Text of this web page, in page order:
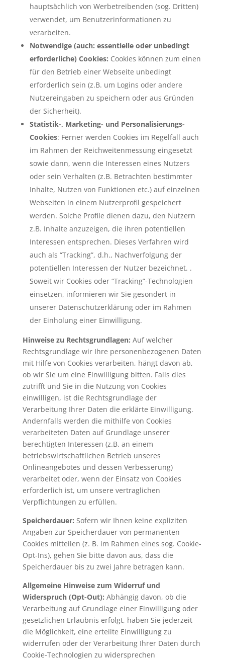
hauptsächlich von Werbetreibenden (sog. Dritten)
verwendet, um Benutzerinformationen zu
verarbeiten.
Notwendige (auch: essentielle oder unbedingt
erforderliche) Cookies: Cookies können zum einen
für den Betrieb einer Webseite unbedingt
erforderlich sein (z.B. um Logins oder andere
Nutzereingaben zu speichern oder aus Gründen
der Sicherheit).
Statistik-, Marketing- und Personalisierungs-
Cookies: Ferner werden Cookies im Regelfall auch
im Rahmen der Reichweitenmessung eingesetzt
sowie dann, wenn die Interessen eines Nutzers
oder sein Verhalten (z.B. Betrachten bestimmter
Inhalte, Nutzen von Funktionen etc.) auf einzelnen
Webseiten in einem Nutzerprofil gespeichert
werden. Solche Profile dienen dazu, den Nutzern
z.B. Inhalte anzuzeigen, die ihren potentiellen
Interessen entsprechen. Dieses Verfahren wird
auch als “Tracking”, d.h., Nachverfolgung der
potentiellen Interessen der Nutzer bezeichnet. .
Soweit wir Cookies oder “Tracking”-Technologien
einsetzen, informieren wir Sie gesondert in
unserer Datenschutzerklärung oder im Rahmen
der Einholung einer Einwilligung.
Hinweise zu Rechtsgrundlagen: Auf welcher
Rechtsgrundlage wir Ihre personenbezogenen Daten
mit Hilfe von Cookies verarbeiten, hängt davon ab,
ob wir Sie um eine Einwilligung bitten. Falls dies
zutrifft und Sie in die Nutzung von Cookies
einwilligen, ist die Rechtsgrundlage der
Verarbeitung Ihrer Daten die erklärte Einwilligung.
Andernfalls werden die mithilfe von Cookies
verarbeiteten Daten auf Grundlage unserer
berechtigten Interessen (z.B. an einem
betriebswirtschaftlichen Betrieb unseres
Onlineangebotes und dessen Verbesserung)
verarbeitet oder, wenn der Einsatz von Cookies
erforderlich ist, um unsere vertraglichen
Verpflichtungen zu erfüllen.
Speicherdauer: Sofern wir Ihnen keine expliziten
Angaben zur Speicherdauer von permanenten
Cookies mitteilen (z. B. im Rahmen eines sog. Cookie-
Opt-Ins), gehen Sie bitte davon aus, dass die
Speicherdauer bis zu zwei Jahre betragen kann.
Allgemeine Hinweise zum Widerruf und
Widerspruch (Opt-Out): Abhängig davon, ob die
Verarbeitung auf Grundlage einer Einwilligung oder
gesetzlichen Erlaubnis erfolgt, haben Sie jederzeit
die Möglichkeit, eine erteilte Einwilligung zu
widerrufen oder der Verarbeitung Ihrer Daten durch
Cookie-Technologien zu widersprechen